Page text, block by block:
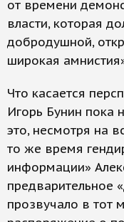
от времени
власти, которая
добродушной,
широкая
Что касается
Игорь Бунин пока
это, несмотря на
то же время
информации»
предварительное
прозвучало в тот